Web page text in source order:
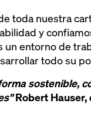
toda nuestra
y
un entorno de
todo su
sostenible,
Robert Hauser,